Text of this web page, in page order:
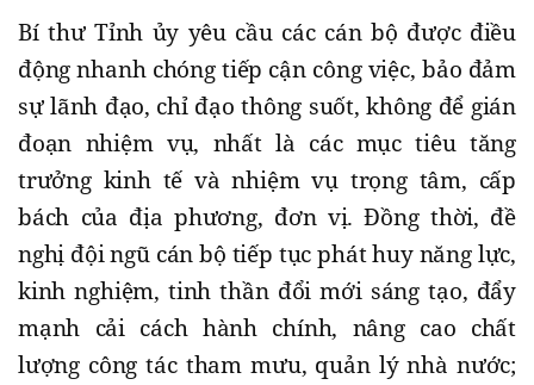
Bí thư Tỉnh ủy yêu cầu các cán bộ được điều
động nhanh chóng tiếp cận công việc, bảo đảm
sự lãnh đạo, chỉ đạo thông suốt, không để gián
đoạn nhiệm vụ, nhất là các mục tiêu tăng
trưởng kinh tế và nhiệm vụ trọng tâm, cấp
bách của địa phương, đơn vị. Đồng thời, đề
nghị đội ngũ cán bộ tiếp tục phát huy năng lực,
kinh nghiệm, tinh thần đổi mới sáng tạo, đẩy
mạnh cải cách hành chính, nâng cao chất
lượng công tác tham mưu, quản lý nhà nước;